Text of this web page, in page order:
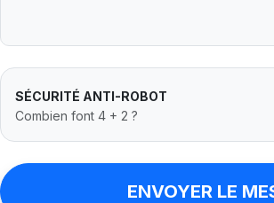
SÉCURITÉ ANTI-ROBOT
Combien font 4 + 2 ?
ENVOYER LE